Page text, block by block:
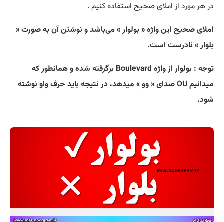
در هر مورد از املای صحیح استفاده کنیم .
املای صحیح این واژه « بولوار » می‌باشد و نوشتن آن به صورت «
بلوار » نادرست است.
توجه : بولوار از واژه Boulevard برگرفته شده و همانطور که
میدانیم OU صدای « وو » میدهد، در نتیجه باید حرف واو نوشته
شود.